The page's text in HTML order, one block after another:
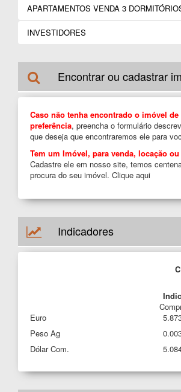
APARTAMENTOS VENDA 3
INVESTIDORES
Encontrar ou cadastrar
Caso não tenha encontrado o imóvel de
preferência, preencha o formulário
que deseja que encontraremos ele para
Tem um Imóvel, para venda, locação
Cadastre ele em nosso site, temos
procura do seu imóvel. Clique aqui
Indicadores
Euro
Peso Ag
Dólar Com.